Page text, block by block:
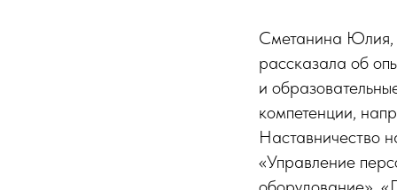
Сметанина Юлия,
рассказала об
и
компетенции,
Наставничество
«Управление